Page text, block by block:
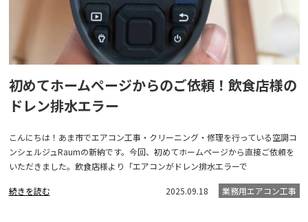
初めてホームページからのご依頼！飲食店様の
ドレン排水エラー
こんにちは！あま市でエアコン工事・クリーニング・修理を行っている空調コ
ンシェルジュRaumの新納です。今回、初めてホームページから直接ご依頼を
いただきました。飲食店様より「エアコンがドレン排水エラーで
続きを読む 2025.09.18 業務用エアコン工事